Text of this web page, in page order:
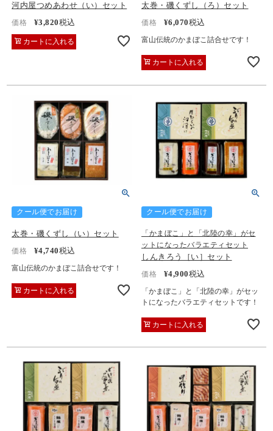
河内屋つめあわせ（い）セット
価格 ¥3,820税込
カートに入れる
太巻・磯くずし（ろ）セット
価格 ¥6,070税込
富山伝統のかまぼこ詰合せです！
カートに入れる
クール便でお届け
太巻・磯くずし（い）セット
価格 ¥4,740税込
富山伝統のかまぼこ詰合せです！
カートに入れる
クール便でお届け
「かまぼこ」と「北陸の幸」がセ
ットになったバラエティセット
しんきろう［い］セット
価格 ¥4,900税込
「かまぼこ」と「北陸の幸」がセッ
トになったバラエティセットです！
カートに入れる